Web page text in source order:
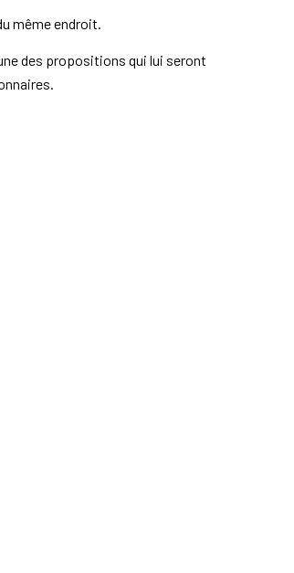
même endroit.
des propositions qui lui seront